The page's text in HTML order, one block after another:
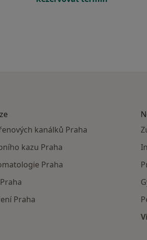
kanálků Praha
kazu Praha
Praha
Praha